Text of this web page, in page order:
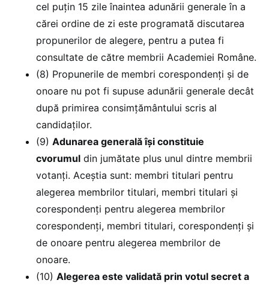
cel puțin 15 zile înaintea adunării generale în a
cărei ordine de zi este programată discutarea
propunerilor de alegere, pentru a putea fi
consultate de către membrii Academiei Române.
(8) Propunerile de membri corespondenți și de
onoare nu pot fi supuse adunării generale decât
după primirea consimțământului scris al
candidaților.
(9) Adunarea generală își constituie
cvorumul din jumătate plus unul dintre membrii
votanți. Aceștia sunt: membri titulari pentru
alegerea membrilor titulari, membri titulari și
corespondenți pentru alegerea membrilor
corespondenți, membri titulari, corespondenți și
de onoare pentru alegerea membrilor de
onoare.
(10) Alegerea este validată prin votul secret a